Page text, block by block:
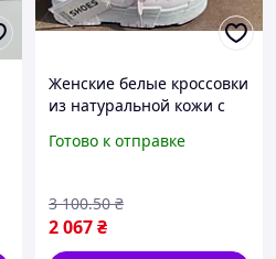
Женские белые кроссовки
из натуральной кожи с
спорта и активного
Готово к отправке
2 067₴
3 100.50 ₴